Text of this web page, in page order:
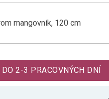
mangovník, 120 cm
160 cm
2-3 PRACOVNÝCH DNÍ